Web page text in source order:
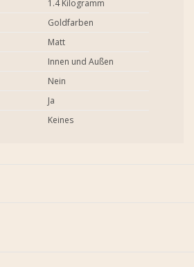
1.4 Kilogramm
Goldfarben
Matt
Innen und Außen
Nein
Ja
Keines